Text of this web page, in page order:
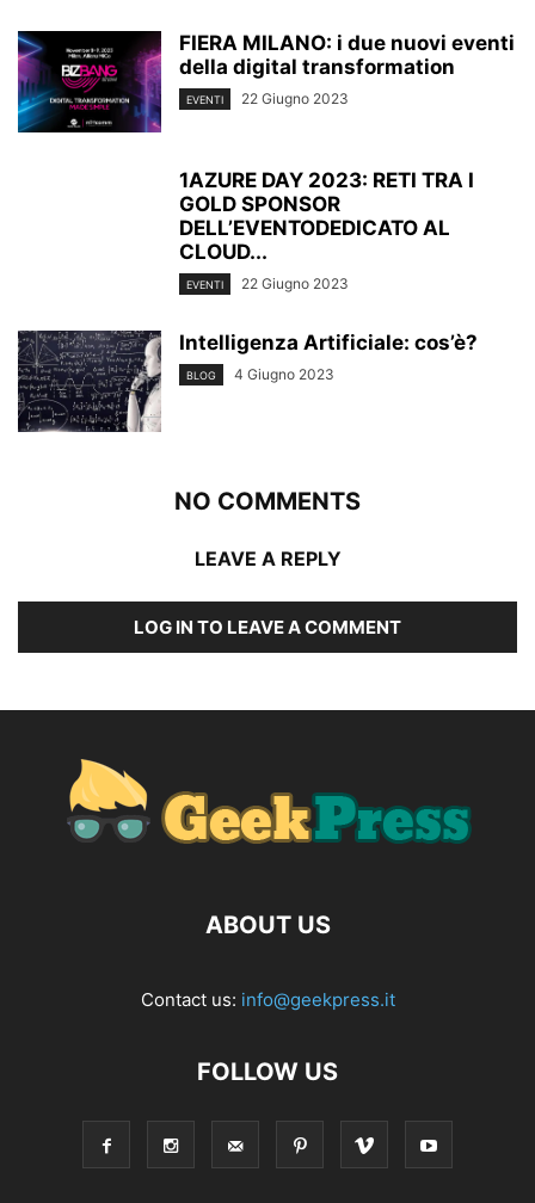
FIERA MILANO: i due nuovi eventi
della digital transformation
EVENTI 22 Giugno 2023
1AZURE DAY 2023: RETI TRA I
GOLD SPONSOR
DELL’EVENTODEDICATO AL
CLOUD...
EVENTI 22 Giugno 2023
Intelligenza Artificiale: cos’è?
BLOG 4 Giugno 2023
NO COMMENTS
LEAVE A REPLY
LOG IN TO LEAVE A COMMENT
ABOUT US
Contact us: info@geekpress.it
FOLLOW US